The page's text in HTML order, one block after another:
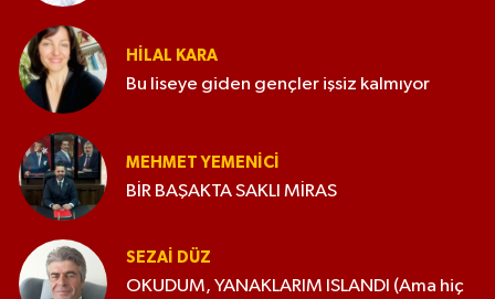
HILAL KARA
Bu liseye giden gençler işsiz kalmıyor
MEHMET YEMENICI
BİR BAŞAKTA SAKLI MİRAS
SEZAI DÜZ
OKUDUM, YANAKLARIM ISLANDI (Ama hiç